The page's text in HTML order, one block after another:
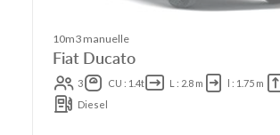
10m3 manuelle
Fiat Ducato
3 CU : 1.4t L : 2.8 m l : 1.75 m
Diesel